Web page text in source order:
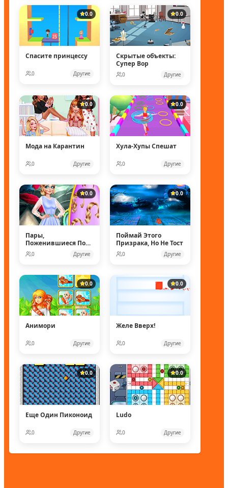
0.0
Спасите принцессу
0 Другие
0.0
Скрытые объекты:
Супер Вор
0 Другие
0.0
Мода на Карантин
0 Другие
0.0
Хула-Хупы Спешат
0 Другие
0.0
Пары,
Поженившиеся Под
Водой
0 Другие
0.0
Поймай Этого
Призрака, Но Не Тост
0 Другие
0.0
Анимори
0 Другие
0.0
Желе Вверх!
0 Другие
0.0
Еще Один Пиконоид
0 Другие
0.0
Ludo
0 Другие